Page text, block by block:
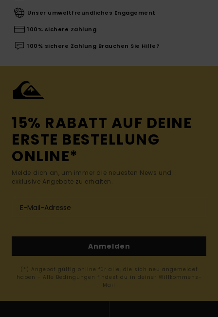
Unser umweltfreundliches Engagement
100% sichere Zahlung
100% sichere Zahlung Brauchen Sie Hilfe?
15% RABATT AUF DEINE
ERSTE BESTELLUNG
ONLINE*
Melde dich an, um immer die neuesten News und
exklusive Angebote zu erhalten.
Anmelden
(*) Angebot gültig online für alle, die sich neu angemeldet
haben - Alle Bedingungen findest du in deiner Willkommens-
Mail